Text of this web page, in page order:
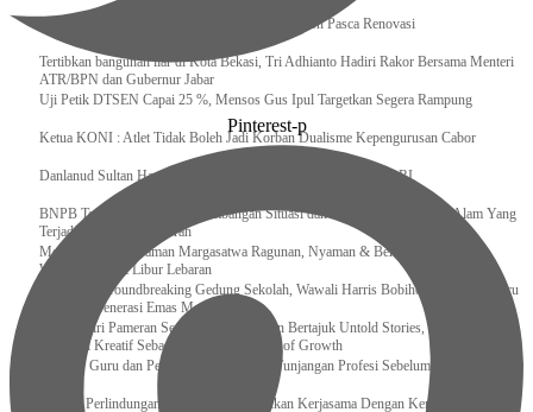
Presiden, Prabowo Subianto Resmikan 17 Stadion Pasca Renovasi
Tertibkan bangunan liar di Kota Bekasi, Tri Adhianto Hadiri Rakor Bersama Menteri
ATR/BPN dan Gubernur Jabar
Uji Petik DTSEN Capai 25 %, Mensos Gus Ipul Targetkan Segera Rampung
Ketua KONI : Atlet Tidak Boleh Jadi Korban Dualisme Kepengurusan Cabor
Danlanud Sultan Hasanuddin Ikuti Exit Meeting Bersama BPK RI
BNPB Terus Memantau Perkembangan Situasi dan Penanganan Bencana Alam Yang
Terjadi di Beberapa Daerah
Menpar Pastikan Taman Margasatwa Ragunan, Nyaman & Bersih di Kunjungi
Wisatawan Saat Libur Lebaran
Resmikan Groundbreaking Gedung Sekolah, Wawali Harris Bobihoe : Tonggak Baru
Ciptakan Generasi Emas Masa Depan
Menghadiri Pameran Seni Meiro Collection Bertajuk Untold Stories, Irene Umar :
Ekonomi Kreatif Sebagai The New Engine of Growth
120.067 Guru dan Pengawas PAI Terima Tunjangan Profesi Sebelum Lebaran
Perkuat Perlindungan KI Kemenkum Sahkan Kerjasama Dengan Kemenbud
Pinterest-p